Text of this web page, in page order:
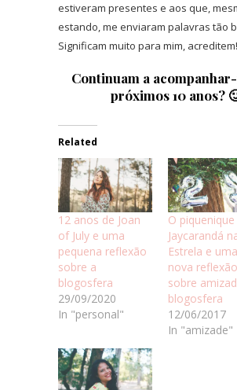
estiveram presentes e aos que,
estando, me enviaram palavras tão
Significam muito para mim, acreditem!
Continuam a
próximos 10 anos?
Related
12 anos de Joan
of July e uma
pequena reflexão
sobre a
blogosfera
29/09/2020
In "personal"
O piquenique
Jaycarandá
Estrela e uma
nova reflexão
sobre
blogosfera
12/06/2017
In "amizade"